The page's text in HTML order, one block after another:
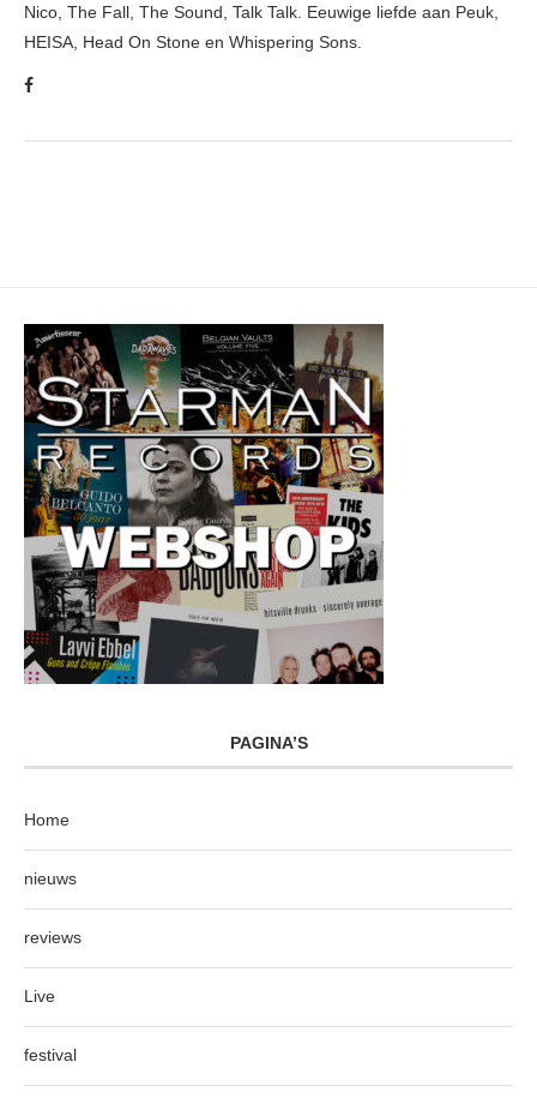
Nico, The Fall, The Sound, Talk Talk. Eeuwige liefde aan Peuk,
HEISA, Head On Stone en Whispering Sons.
PAGINA’S
Home
nieuws
reviews
Live
festival